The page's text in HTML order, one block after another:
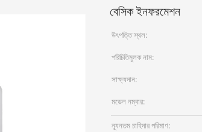
বেসিক ইনফরমেশন
উৎপত্তি স্থল:
পরিচিতিমুলক নাম:
সাক্ষ্যদান:
মডেল নম্বার:
ন্যূনতম চাহিদার পরিমাণ: